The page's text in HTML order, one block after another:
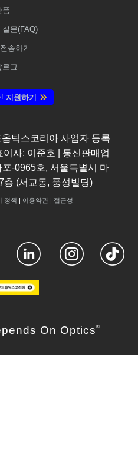
품
문(FAQ)
송하기
로그
지원하기
틱스코리아 사업자 등록
사: 이준호 | 통신판매업
-0965호, 서울특별시 마
층 (서교동, 풍성빌딩)
정책 | 이용약관| 접근성
On Optics ®